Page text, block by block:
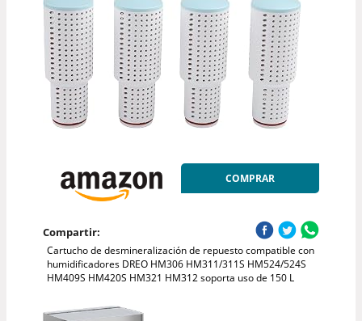
COMPRAR
Compartir:
Cartucho de desmineralización de repuesto compatible con
humidificadores DREO HM306 HM311/311S HM524/524S
HM409S HM420S HM321 HM312 soporta uso de 150 L